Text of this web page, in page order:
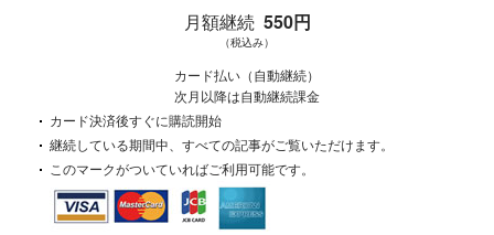
月額継続550円
（税込み）
カード払い（自動継続）
次月以降は自動継続課金
カード決済後すぐに購読開始
継続している期間中、すべての記事がご覧いただけます。
このマークがついていればご利用可能です。